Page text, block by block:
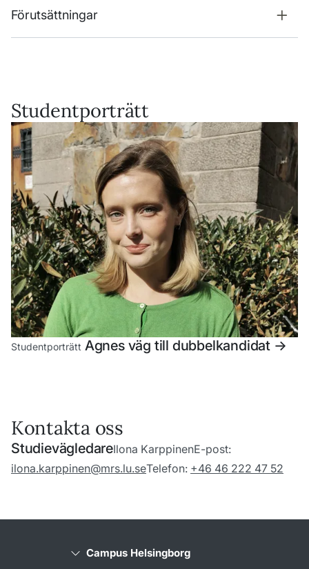
Förutsättningar
Studentporträtt
Studentporträtt Agnes väg till dubbelkandidat ->
Kontakta oss
StudievägledareIlona KarppinenE-post:
ilona.karppinen@mrs.lu.seTelefon: +46 46 222 47 52
Campus Helsingborg